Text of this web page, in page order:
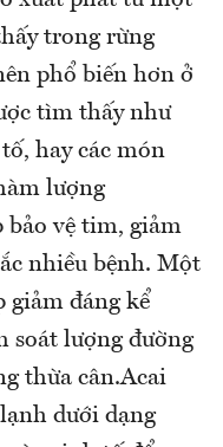
trong rừng
phổ biến hơn ở
tìm thấy như
hay các món
lượng
bảo vệ tim, giảm
nhiều bệnh. Một
giảm đáng kể
soát lượng đường
thừa cân.Acai
dưới dạng